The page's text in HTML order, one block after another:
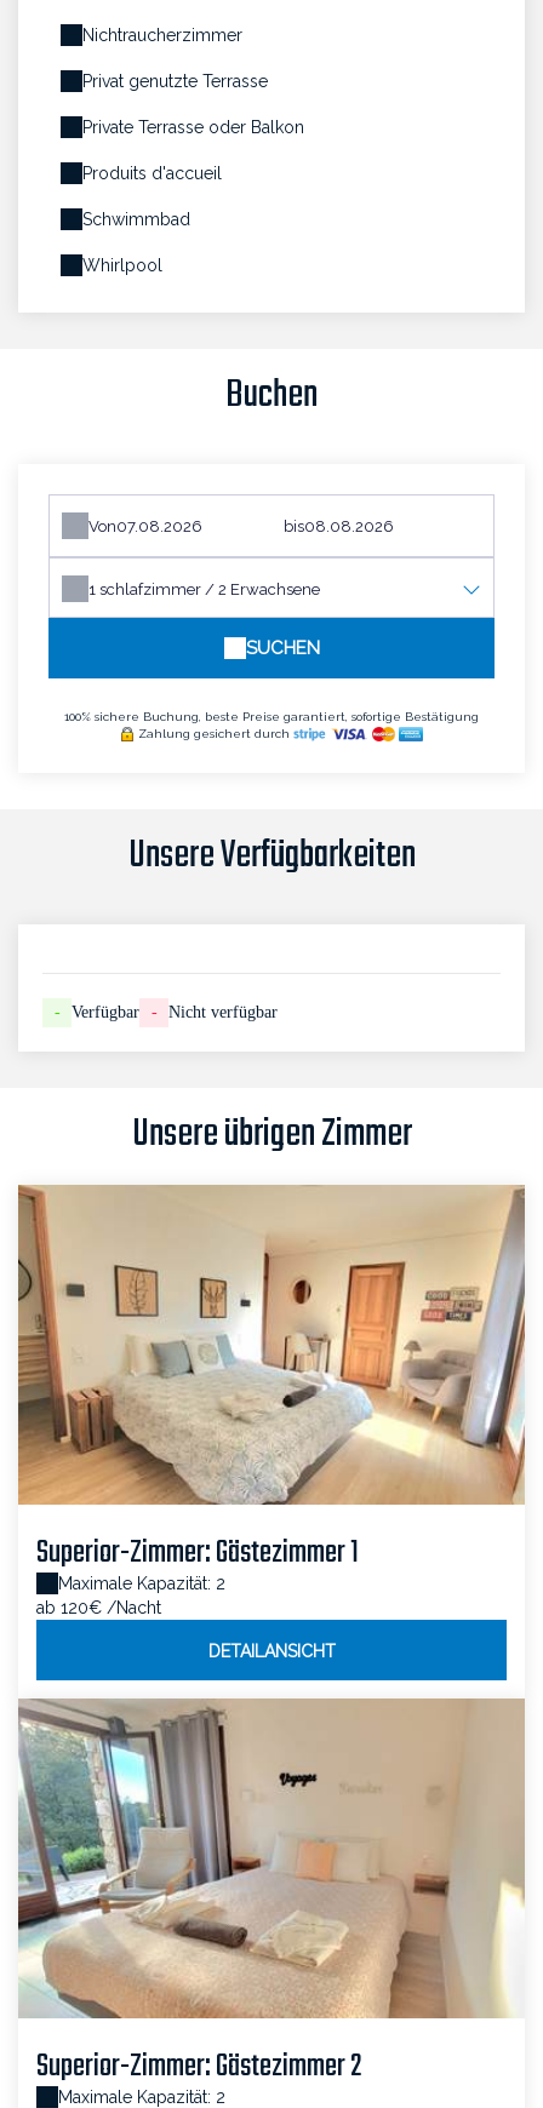
Nichtraucherzimmer
Privat genutzte Terrasse
Private Terrasse oder Balkon
Produits d'accueil
Schwimmbad
Whirlpool
Buchen
Von bis
1 schlafzimmer / 2 Erwachsene
SUCHEN
100% sichere Buchung, beste Preise garantiert, sofortige Bestätigung
Zahlung gesichert durch
Unsere Verfügbarkeiten
- Verfügbar - Nicht verfügbar
Unsere übrigen Zimmer
Superior-Zimmer: Gästezimmer 1
Maximale Kapazität: 2
ab 120€ /Nacht
DETAILANSICHT
Superior-Zimmer: Gästezimmer 2
Maximale Kapazität: 2